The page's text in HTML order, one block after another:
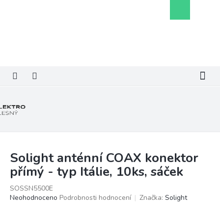
košík
Solight anténní COAX konektor
přímý - typ Itálie, 10ks, sáček
SOSSN5500E
Průměrné
Neohodnoceno Podrobnosti hodnocení Značka: Solight